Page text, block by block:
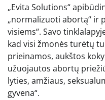
„Evita Solutions“
„normalizuoti abortą“ ir
visiems“. Savo
kad visi žmonės turėtų
prieinamos, aukštos
užuojautos abortų
lyties, amžiaus,
gyvena“.